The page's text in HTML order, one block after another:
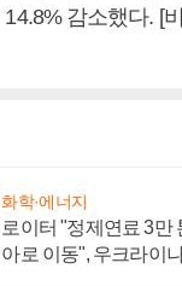
감소했다. [
화학·에너지
로이터 "정제연료 3만
아로 이동", 우크라이